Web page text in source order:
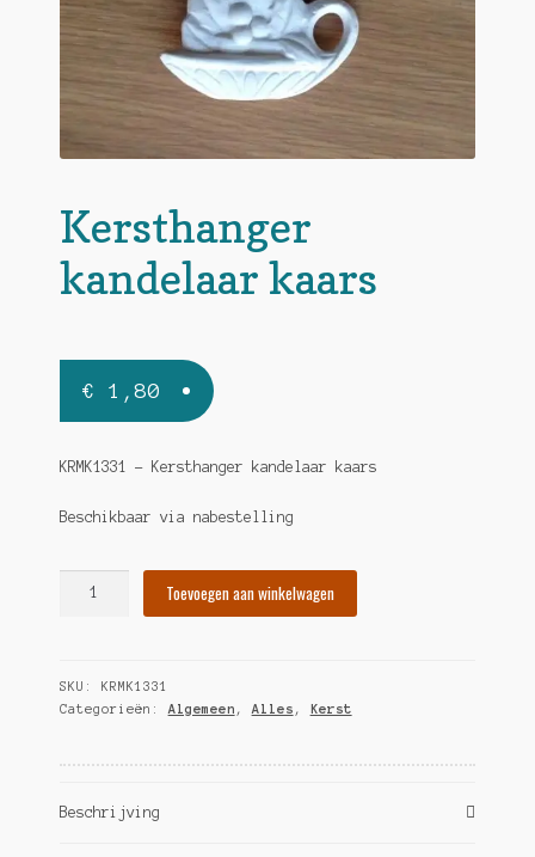
Kersthanger
kandelaar kaars
€ 1,80
KRMK1331 – Kersthanger kandelaar kaars
Beschikbaar via nabestelling
Toevoegen aan winkelwagen
SKU: KRMK1331
Categorieën: Algemeen , Alles , Kerst
Beschrijving